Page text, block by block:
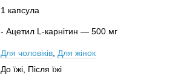
1 капсула
- Ацетил L-карнітин — 500 мг
Для чоловіків Для жінок
До їжі, Після їжі